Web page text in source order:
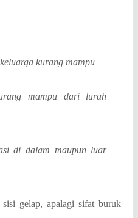
kurang mampu
mampu dari lurah
di dalam maupun luar
gelap, apalagi sifat buruk